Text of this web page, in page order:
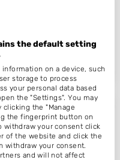
5
the default setting
on a device, such
storage to process
your personal data based
the "Settings". You may
the "Manage
the fingerprint button on
your consent click
of the website and click the
withdraw your consent.
and will not affect